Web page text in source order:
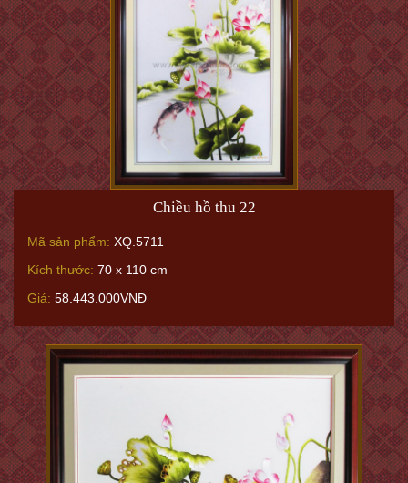
Chiều hồ thu 22
Mã sản phẩm: XQ.5711
Kích thước: 70 x 110 cm
Giá: 58.443.000VNĐ